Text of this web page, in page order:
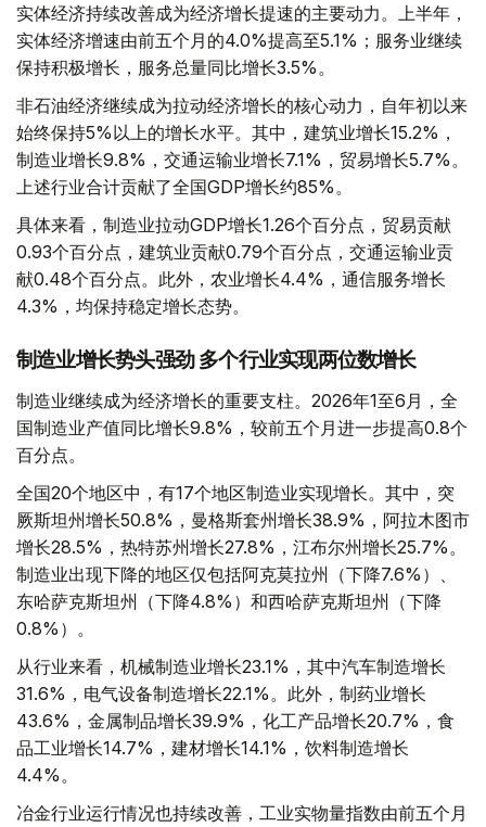
实体经济持续改善成为经济增长提速的主要动力。上半年，
实体经济增速由前五个月的4.0%提高至5.1%；服务业继续
保持积极增长，服务总量同比增长3.5%。
非石油经济继续成为拉动经济增长的核心动力，自年初以来
始终保持5%以上的增长水平。其中，建筑业增长15.2%，
制造业增长9.8%，交通运输业增长7.1%，贸易增长5.7%。
上述行业合计贡献了全国GDP增长约85%。
具体来看，制造业拉动GDP增长1.26个百分点，贸易贡献
0.93个百分点，建筑业贡献0.79个百分点，交通运输业贡
献0.48个百分点。此外，农业增长4.4%，通信服务增长
4.3%，均保持稳定增长态势。
制造业增长势头强劲 多个行业实现两位数增长
制造业继续成为经济增长的重要支柱。2026年1至6月，全
国制造业产值同比增长9.8%，较前五个月进一步提高0.8个
百分点。
全国20个地区中，有17个地区制造业实现增长。其中，突
厥斯坦州增长50.8%，曼格斯套州增长38.9%，阿拉木图市
增长28.5%，热特苏州增长27.8%，江布尔州增长25.7%。
制造业出现下降的地区仅包括阿克莫拉州（下降7.6%）、
东哈萨克斯坦州（下降4.8%）和西哈萨克斯坦州（下降
0.8%）。
从行业来看，机械制造业增长23.1%，其中汽车制造增长
31.6%，电气设备制造增长22.1%。此外，制药业增长
43.6%，金属制品增长39.9%，化工产品增长20.7%，食
品工业增长14.7%，建材增长14.1%，饮料制造增长
4.4%。
冶金行业运行情况也持续改善，工业实物量指数由前五个月